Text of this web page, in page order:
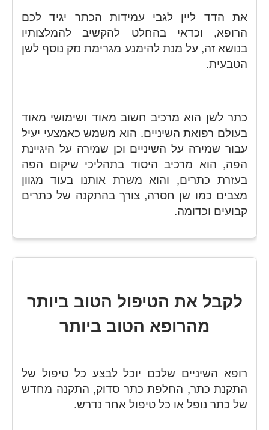
את הדד ליין לגבי עמידות הכתר יגיד לכם
הרופא, וכדאי בהחלט להקשיב להמלצותיו
בנושא זה, על מנת להימנע מגרימת נזק נוסף לשן
הטבעית.
כתר לשן הוא מרכיב חשוב מאוד ושימושי מאוד
בעולם רפואת השיניים. הוא משמש כאמצעי יעיל
עבור שמירה על השיניים וכן שמירה על היגיינת
הפה, הוא מרכיב היסוד בתהליכי שיקום הפה
בעזרת כתרים, והוא משרת אותנו בעוד מגוון
מצבים כמו שן חסרה, צורך בהתקנה של כתרים
קבועים וכדומה.
לקבל את הטיפול הטוב ביותר
מהרופא הטוב ביותר
רופא השיניים שלכם יוכל לבצע כל טיפול של
התקנת כתר, החלפת כתר סדוק, התקנה מחדש
של כתר נופל או כל טיפול אחר נדרש.